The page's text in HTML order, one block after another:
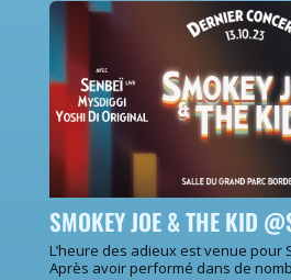
SMOKEY JOE & THE KID
L’heure des adieux est venue pour
Après avoir performé dans de